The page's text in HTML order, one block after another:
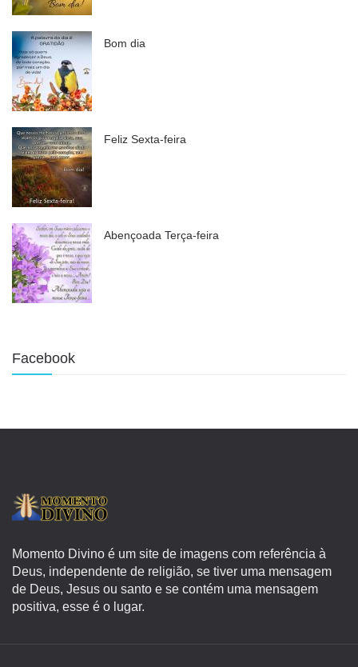
Bom dia
Feliz Sexta-feira
Abençoada Terça-feira
Facebook
Momento Divino é um site de imagens com referência à
Deus, independente de religião, se tiver uma mensagem
de Deus, Jesus ou santo e se contém uma mensagem
positiva, esse é o lugar.